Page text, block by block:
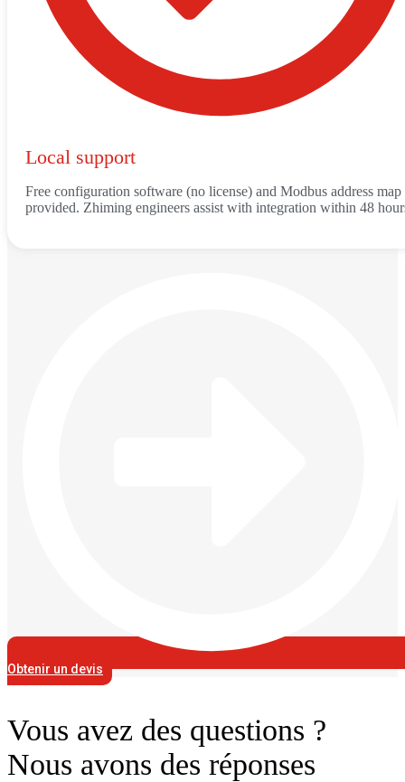
Local support
Free configuration software (no license) and Modbus address map
provided. Zhiming engineers assist with integration within 48
Obtenir un devis
Vous avez des questions ?
Nous avons des réponses